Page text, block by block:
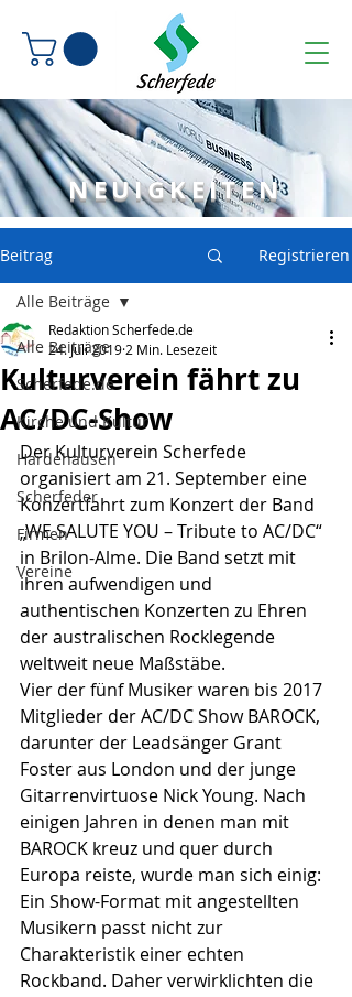
NEUIGKEITEN
Beitrag Registrieren
Alle Beiträge
Scherfede.de
Kirche und Kultur
Hardehausen
Scherfeder
Firmen
Vereine
Alle Beiträge
Kulturverein fährt zu
AC/DC-Show
Redaktion Scherfede.de
24. Juli 2019 2 Min. Lesezeit
Der Kulturverein Scherfede
organisiert am 21. September eine
Konzertfahrt zum Konzert der Band
„WE SALUTE YOU – Tribute to AC/DC“
in Brilon-Alme. Die Band setzt mit
ihren aufwendigen und
authentischen Konzerten zu Ehren
der australischen Rocklegende
weltweit neue Maßstäbe.
Vier der fünf Musiker waren bis 2017
Mitglieder der AC/DC Show BAROCK,
darunter der Leadsänger Grant
Foster aus London und der junge
Gitarrenvirtuose Nick Young. Nach
einigen Jahren in denen man mit
BAROCK kreuz und quer durch
Europa reiste, wurde man sich einig:
Ein Show-Format mit angestellten
Musikern passt nicht zur
Charakteristik einer echten
Rockband. Daher verwirklichten die